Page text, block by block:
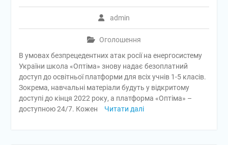
admin
Оголошення
В умовах безпрецедентних атак росії на енергосистему
України школа «Оптіма» знову надає безоплатний
доступ до освітньої платформи для всіх учнів 1-5 класів.
Зокрема, навчальні матеріали будуть у відкритому
доступі до кінця 2022 року, а платформа «Оптіма» –
доступною 24/7. Кожен
Читати далі